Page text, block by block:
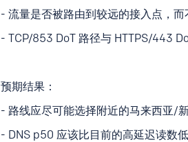
- 流量是否被路由到较远的接入点，
- TCP/853 DoT 路径与 HTTPS/443
预期结果：
- 路线应尽可能选择附近的马来西亚/
- DNS p50 应该比目前的高延迟读数低